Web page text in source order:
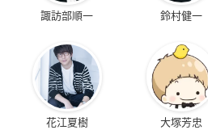
諏訪部順一 鈴村健一
花江夏樹 大塚芳忠